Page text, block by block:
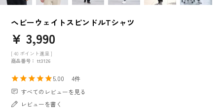
ヘビーウェイトスピンドルTシャツ
¥ 3,990
[ 40 ポイント進呈 ]
商品番号
tt3126
5.00
4
すべてのレビューを見る
レビューを書く